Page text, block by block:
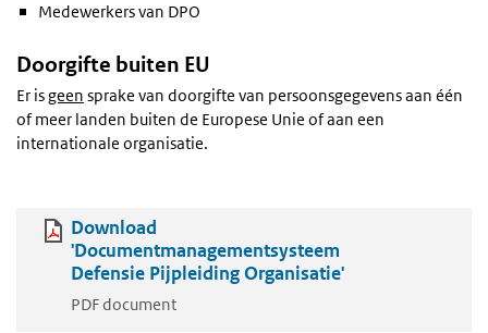
Medewerkers van DPO
Doorgifte buiten EU
Er isgeen sprake van doorgifte van persoonsgegevens aan één
of meer landen buiten de Europese Unie of aan een
internationale organisatie.
Download
'Documentmanagementsysteem
Defensie Pijpleiding Organisatie'
PDF document